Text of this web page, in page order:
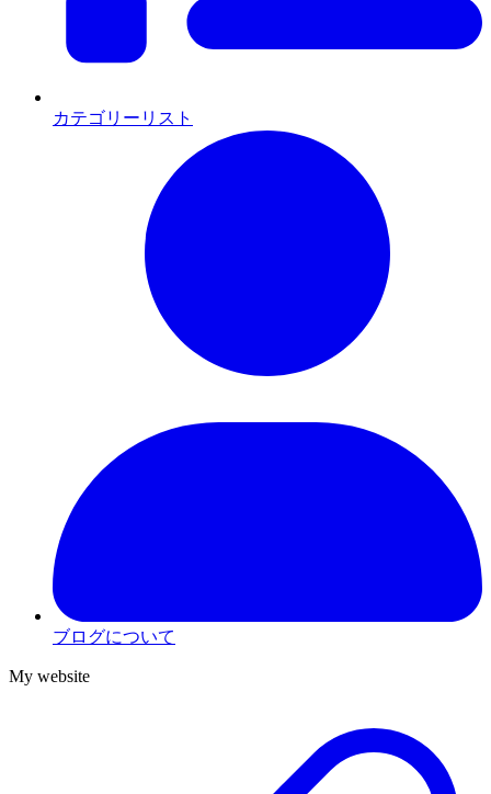
カテゴリーリスト
ブログについて
My website